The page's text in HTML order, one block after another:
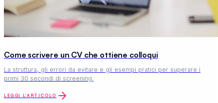
Come scrivere un CV che ottiene colloqui
La struttura, gli errori da evitare e gli esempi pratici per superare i
primi 30 secondi di screening.
LEGGI L'ARTICOLO